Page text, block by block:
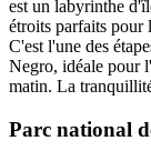
est un labyrinthe
étroits parfaits pour
C'est l'une des
Negro, idéale pour
matin. La
Parc national